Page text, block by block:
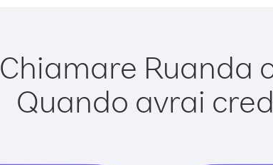
Chiamare Ruanda
Quando avrai